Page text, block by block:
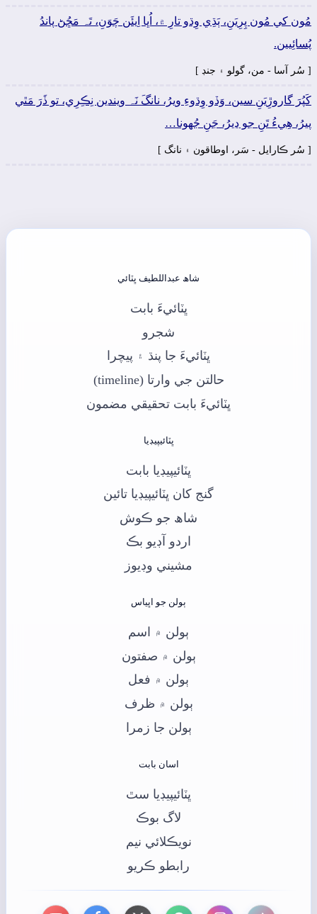
مُون کي مُون پِرِيَنِ، ٻَڌِي وِڌو تارِ ۾، اُڀا اِيئَن چَوَنِ، تَہ مَڇُڻ پاندُ
پُسائِيين.
[ سُر آسا - من، گولو ۽ جنڊ ]
کَپُرَ گاروڙِيَنِ سين، وَڏو وِڌوءِ ويرُ، نانگَ نَہ ويندين نِڪِرِي، تو ڏَرَ مَٿي
پيرُ، ھِيءُ تَنِ جو ڍيرُ، جَنِ جُهونا…
[ سُر ڪارايل - سَر، اوطاقون ۽ نانگ ]
شاھ عبداللطيف ڀٽائي
ڀٽائيءَ بابت
شجرو
ڀٽائيءَ جا پنڌ ۽ پيچرا
حالتن جي وارتا (timeline)
ڀٽائيءَ بابت تحقيقي مضمون
ڀٽائيپيڊيا
ڀٽائيپيڊيا بابت
گنج کان ڀٽائيپيڊيا تائين
شاھ جو ڪوش
اردو آڊيو بڪ
مشيني وڊيوز
ٻولن جو اڀياس
ٻولن ۾ اسم
ٻولن ۾ صفتون
ٻولن ۾ فعل
ٻولن ۾ ظرف
ٻولن جا زمرا
اسان بابت
ڀٽائيپيڊيا سٿ
لاگ بوڪ
نويڪلائي نيم
رابطو ڪريو